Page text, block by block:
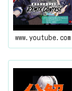
www.youtube.com